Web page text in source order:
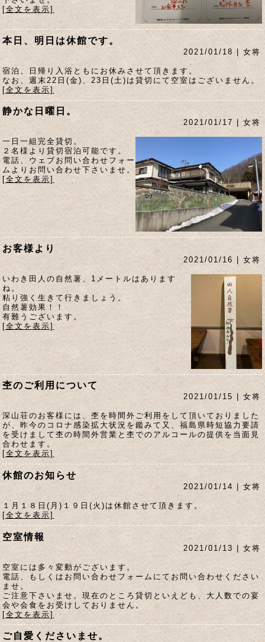
[全文を表示]
本日、明日は休館です。
2021/01/18 | 女将
宿泊、日帰り入浴ともにお休みさせて頂きます。
なお、週末22日(金)、23日(土)は貸切にて空室はございません。
[全文を表示]
静かな日曜日。
2021/01/17 | 女将
一日一組完全貸切。
２名様より貸切宿泊可能です。
電話、ウェブお問い合わせフォー
ムよりお問い合わせ下さいませ。
[全文を表示]
お客様より
2021/01/16 | 女将
いわき田人の自然薯、1メートルはあります
ね。
粘り強く生きて行きましょう。
自然薯効果！！
有難うございます。
[全文を表示]
杢のご利用について
2021/01/15 | 女将
深山荘のお客様には、杢を時間外ご利用をして頂いておりました
が、昨今のコロナ感染拡大状況を鑑みて又、福島県時短協力要請
を受けまして杢の時間外営業と杢でのアルコールの提供を当面見
合わせます。
[全文を表示]
休館のお知らせ
2021/01/14 | 女将
１月１８日(月)１９日(火)は休館させて頂きます。
[全文を表示]
空室情報
2021/01/13 | 女将
空室には多々変動がございます。
電話、もしくはお問い合わせフォームにてお問い合わせください
ませ。
ご注意下さいませ。現在のところ貸切といえども、大人数での宴
会や会食をお受けしておりません。
[全文を表示]
ご自愛くださいませ。